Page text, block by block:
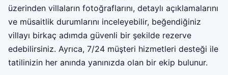
üzerinden villaların fotoğraflarını, detaylı açıklamalarını
ve müsaitlik durumlarını inceleyebilir, beğendiğiniz
villayı birkaç adımda güvenli bir şekilde rezerve
edebilirsiniz. Ayrıca, 7/24 müşteri hizmetleri desteği ile
tatilinizin her anında yanınızda olan bir ekip bulunur.